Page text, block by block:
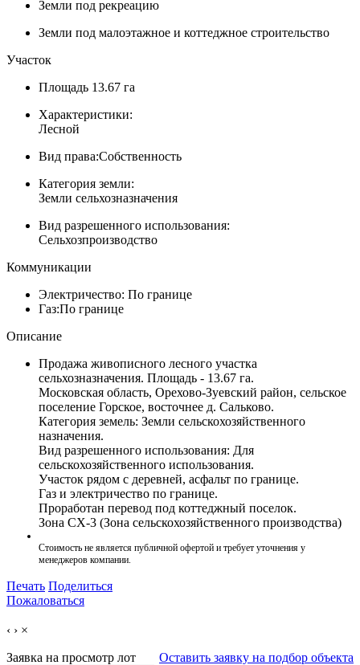
Земли под рекреацию
Земли под малоэтажное и коттеджное строительство
Участок
Площадь 13.67 га
Характеристики:
Лесной
Вид права:Собственность
Категория земли:
Земли сельхозназначения
Вид разрешенного использования:
Сельхозпроизводство
Коммуникации
Электричество: По границе
Газ:По границе
Описание
Продажа живописного лесного участка
сельхозназначения. Площадь - 13.67 га.
Московская область, Орехово-Зуевский район, сельское
поселение Горское, восточнее д. Сальково.
Категория земель: Земли сельскохозяйственного
назначения.
Вид разрешенного использования: Для
сельскохозяйственного использования.
Участок рядом с деревней, асфальт по границе.
Газ и электричество по границе.
Проработан перевод под коттеджный поселок.
Зона СХ-3 (Зона сельскохозяйственного производства)
Стоимость не является публичной офертой и требует уточнения у
менеджеров компании.
Печать Поделиться
Пожаловаться
‹ › ×
Оставить заявку на подбор объекта
Заявка на просмотр лот